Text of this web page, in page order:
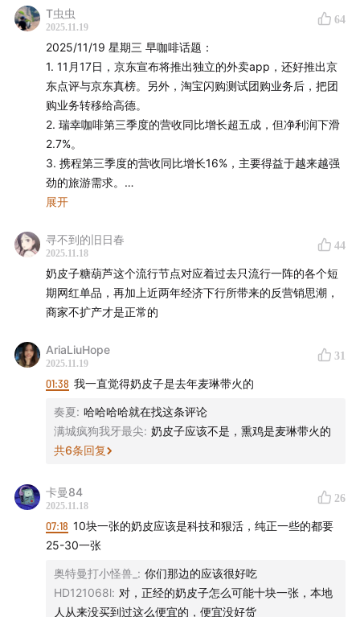
运营：George
声音设计：沁茗
封面设计：饭团
营销内容策划：beibei
商业内容策划：茹雪、幸倍
（实习）
商务合作：声动早咖啡等节目商业合作持续招募中，点击
链接直达声动商务会客厅，或者发送邮件至
business@shengfm.cn联系我们；
加入我们 ：声动活泼目前开放内容制作、声音设计、商业
发展等全职岗位，还在招聘内容实习生等，工作地点北京
东城区，详细岗位信息与申请方式，请点击链接
听众投稿：如果你了解身边日常现象的背后原因，
「用声音碰撞世界」
，声动活泼致力于为人们提供源源不
断的思考养料。
我们还有这些播客： 声东击西、What's Next｜科技早
、商业WHY酱 、跳进兔子洞&跳进兔子洞第三季、
吃喝玩乐了不起、不止金钱、 泡腾 VC、
古锡林郭勒看大草原，来尝尝我们本地更加丰富的牛羊肉和
乳制品。
T虫虫
2025.11.19
64
2025/11/19 星期三 早咖啡话题：
1. 11月17日，京东宣布将推出独立的外卖app，还好推出京
东点评与京东真榜。另外，淘宝闪购测试团购业务后，把团
购业务转移给高德。
2. 瑞幸咖啡第三季度的营收同比增长超五成，但净利润下滑
2.7%。
3. 携程第三季度的营收同比增长16%，主要得益于越来越强
劲的旅游需求。
4. 亚马逊创始人杰夫·贝索斯将担任AI初创公司普罗米修斯计
5. 为什么在秋冬爆款出圈的奶皮子业内却并不看好它的市场
长期需求：
①定一模糊，缺乏统一的标准。
②制作成本相对较高，原料价格波动明显。
③创新升级和迭代的空间有限。
展开
寻不到的旧日春
2025.11.18
44
奶皮子糖葫芦这个流行节点对应着过去只流行一阵的各个短
期网红单品，再加上近两年经济下行所带来的反营销思潮，
商家不扩产才是正常的
AriaLiuHope
2025.11.19
31
01:38 我一直觉得奶皮子是去年麦琳带火的
奏夏: 哈哈哈哈就在找这条评论
满城疯狗我牙最尖: 奶皮子应该不是，熏鸡是麦琳带火的
共6条回复
卡曼84
2025.11.18
26
07:18 10块一张的奶皮应该是科技和狠活，纯正一些的都要
25-30一张
奥特曼打小怪兽_ : 你们那边的应该很好吃
HD121068l: 对，正经的奶皮子怎么可能十块一张，本地
人从来没买到过这么便宜的，便宜没好货